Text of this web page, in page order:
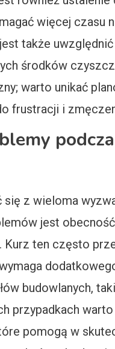
więcej czasu
także
środków
warto unikać
frustracji i
z wieloma
jest
ten często
budowlanych,
przypadkach
pomogą w